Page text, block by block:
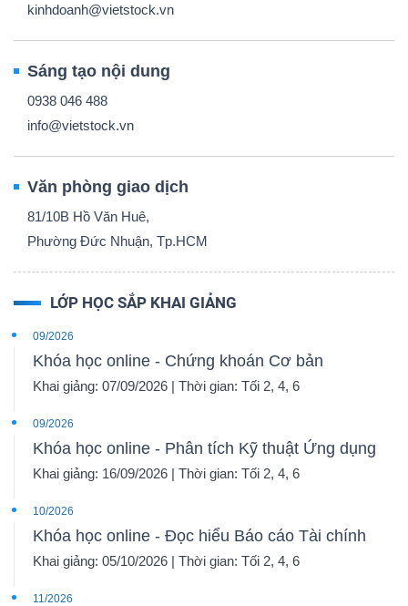
kinhdoanh@vietstock.vn
Sáng tạo nội dung
0938 046 488
info@vietstock.vn
Văn phòng giao dịch
81/10B Hồ Văn Huê,
Phường Đức Nhuận, Tp.HCM
LỚP HỌC SẮP KHAI GIẢNG
09/2026
Khóa học online - Chứng khoán Cơ bản
Khai giảng: 07/09/2026 | Thời gian: Tối 2, 4, 6
09/2026
Khóa học online - Phân tích Kỹ thuật Ứng dụng
Khai giảng: 16/09/2026 | Thời gian: Tối 2, 4, 6
10/2026
Khóa học online - Đọc hiểu Báo cáo Tài chính
Khai giảng: 05/10/2026 | Thời gian: Tối 2, 4, 6
11/2026